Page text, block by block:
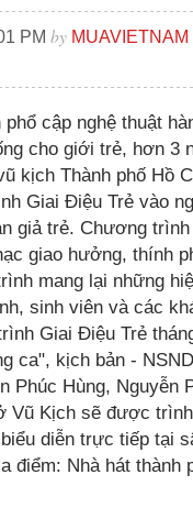
PM by MUAVIETNAM
cập nghệ thuật
cho giới trẻ, hơn 3
kịch Thành phố Hồ
Giai Điệu Trẻ vào
giả trẻ. Chương
giao hưởng, thính
mang lại những
sinh viên và các
Giai Điệu Trẻ
ca", kịch bản -
Phúc Hùng, Nguyễn
Vũ Kịch sẽ được
diễn trực tiếp tại
điểm: Nhà hát thành